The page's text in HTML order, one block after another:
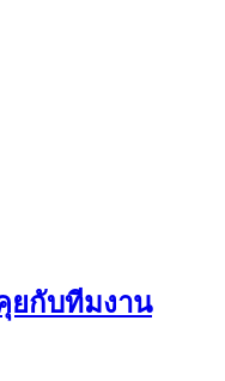
ยกับทีมงาน